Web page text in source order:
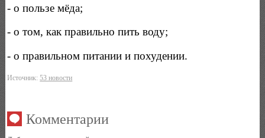
- о пользе мёда;
- о том, как правильно пить воду;
- о правильном питании и похудении.
Источник:53 новости
Комментарии